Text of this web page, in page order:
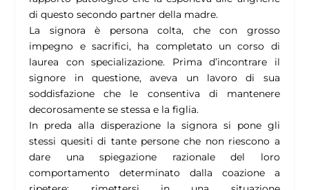
di questo secondo partner della madre.
La signora è persona colta, che con grosso
impegno e sacrifici, ha completato un corso di
laurea con specializazione. Prima d’incontrare il
signore in questione, aveva un lavoro di sua
soddisfazione che le consentiva di mantenere
decorosamente se stessa e la figlia.
In preda alla disperazione la signora si pone gli
stessi quesiti di tante persone che non riescono a
dare una spiegazione razionale del loro
comportamento determinato dalla coazione a